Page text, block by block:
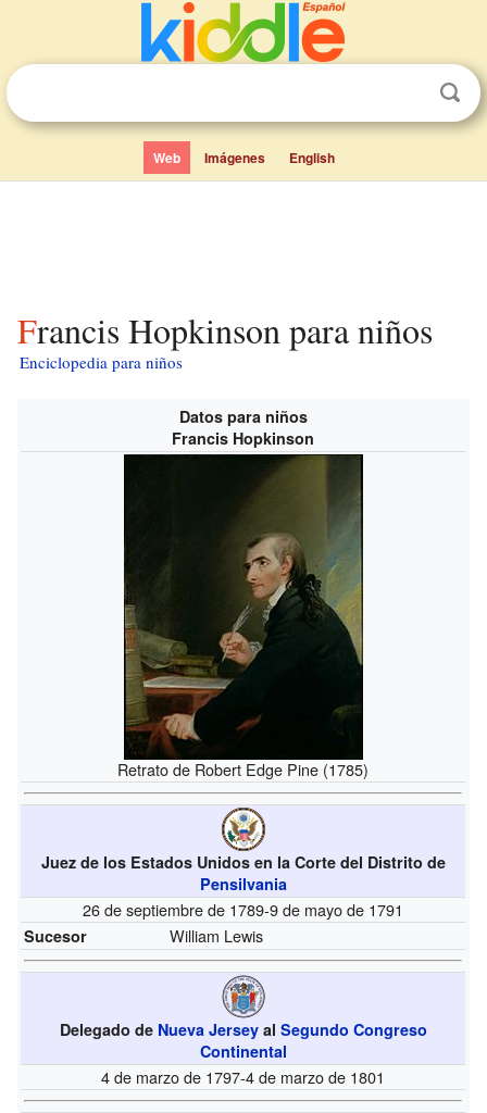
Web Imágenes English
Francis Hopkinson para niños
Enciclopedia para niños
Datos para niños
Francis Hopkinson
Retrato de Robert Edge Pine (1785)
Juez de los Estados Unidos en la Corte del Distrito de
Pensilvania
26 de septiembre de 1789-9 de mayo de 1791
Sucesor William Lewis
Delegado de Nueva Jerseyal Segundo Congreso
Continental
4 de marzo de 1797-4 de marzo de 1801